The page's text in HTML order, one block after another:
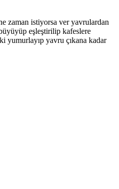
zaman istiyorsa ver yavrulardan
eşleştirilip kafeslere
yumurlayıp yavru çıkana kadar